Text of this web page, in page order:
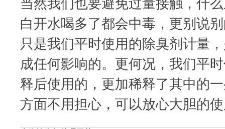
当然我们也要避免过量接触，什
白开水喝多了都会中毒，更别说
只是我们平时使用的除臭剂计量
成任何影响的。更何况，我们平
释后使用的，更加稀释了其中的
方面不用担心，可以放心大胆的